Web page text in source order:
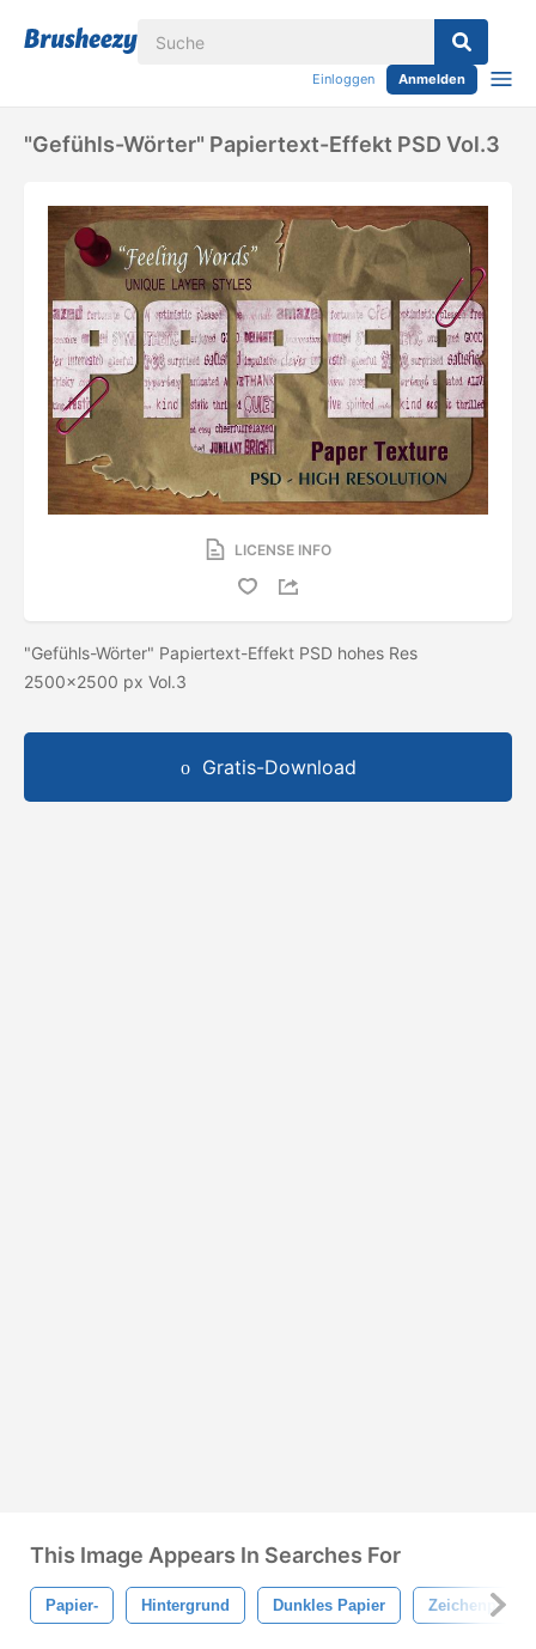
Einloggen Anmelden
"Gefühls-Wörter" Papiertext-Effekt PSD Vol.3
LICENSE INFO
"Gefühls-Wörter" Papiertext-Effekt PSD hohes Res
2500x2500 px Vol.3
Gratis-Download
This Image Appears In Searches For
Papier- Hintergrund Dunkles Papier Zeichenpapier